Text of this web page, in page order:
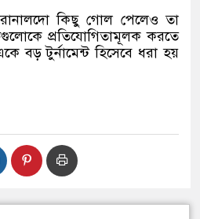
কিছু গোল পেলেও তা
প্রতিযোগিতামূলক করতে
বড় টুর্নামেন্ট হিসেবে ধরা হয়